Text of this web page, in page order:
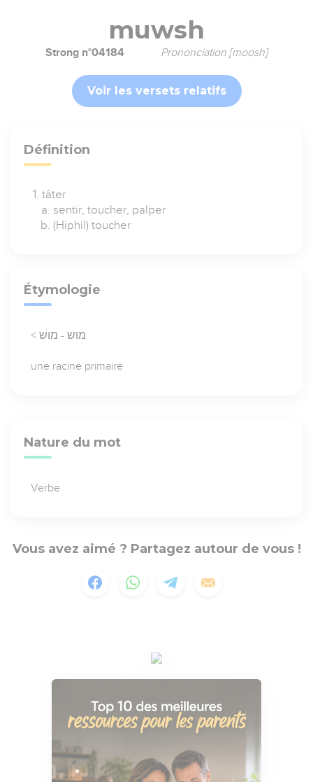
muwsh
Strong n°04184 Prononciation [moosh]
Voir les versets relatifs
Définition
tâter
sentir, toucher, palper
(Hiphil) toucher
Étymologie
< מוש - מוּשׁ
une racine primaire
Nature du mot
Verbe
Vous avez aimé ? Partagez autour de vous !